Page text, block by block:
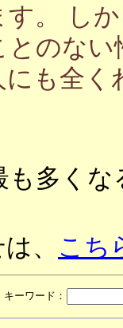
。 し
とのな
も全く
多く
、 こち
ーワード：